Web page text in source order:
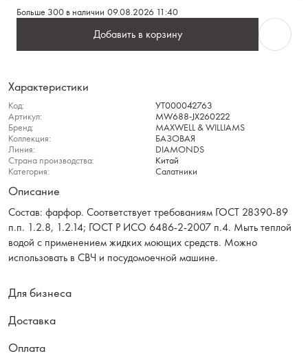
Больше 300 в наличии 09.08.2026 11:40
Добавить в корзину
Характеристики
Код:
УТ000042763
Артикул:
MW688-JX260222
Бренд:
MAXWELL & WILLIAMS
Коллекция:
БАЗОВАЯ
Линия:
DIAMONDS
Страна производства:
Китай
Категория:
Салатники
Описание
Состав: фарфор. Соответствует требованиям ГОСТ 28390-89
п.п. 1.2.8, 1.2.14; ГОСТ Р ИСО 6486-2-2007 п.4. Мыть теплой
водой с применением жидких моющих средств. Можно
использовать в СВЧ и посудомоечной машине.
Для бизнеса
Доставка
Оплата